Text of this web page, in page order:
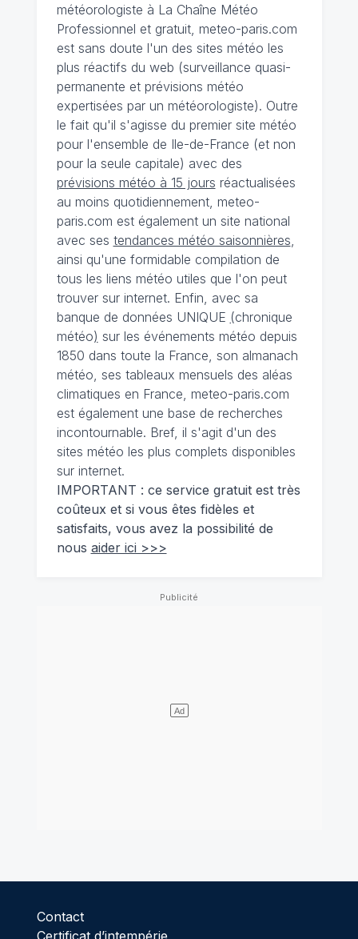
météorologiste à La Chaîne Météo
Professionnel et gratuit, meteo-paris.com
est sans doute l'un des sites météo les
plus réactifs du web (surveillance quasi-
permanente et prévisions météo
expertisées par un météorologiste). Outre
le fait qu'il s'agisse du premier site météo
pour l'ensemble de Ile-de-France (et non
pour la seule capitale) avec des
prévisions météo à 15 jours réactualisées
au moins quotidiennement, meteo-
paris.com est également un site national
avec ses tendances météo saisonnières,
ainsi qu'une formidable compilation de
tous les liens météo utiles que l'on peut
trouver sur internet. Enfin, avec sa
banque de données UNIQUE (chronique
météo) sur les événements météo depuis
1850 dans toute la France, son almanach
météo, ses tableaux mensuels des aléas
climatiques en France, meteo-paris.com
est également une base de recherches
incontournable. Bref, il s'agit d'un des
sites météo les plus complets disponibles
sur internet.
IMPORTANT : ce service gratuit est très
coûteux et si vous êtes fidèles et
satisfaits, vous avez la possibilité de
nous aider ici >>>
Contact
Certificat d’intempérie